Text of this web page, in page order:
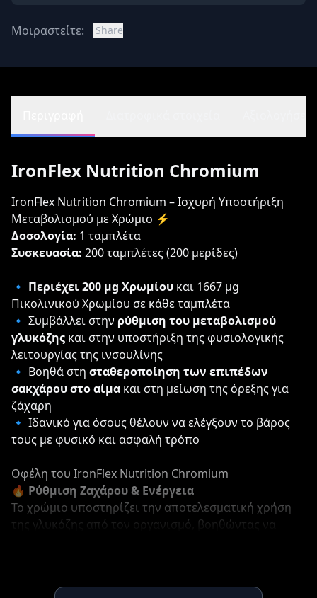
Μοιραστείτε: Share
IronFlex Nutrition Chromium
IronFlex Nutrition Chromium – Ισχυρή Υποστήριξη
Μεταβολισμού με Χρώμιο ⚡️
Δοσολογία: 1 ταμπλέτα
Συσκευασία: 200 ταμπλέτες (200 μερίδες)
🔹 Περιέχει 200 μg Χρωμίου και 1667 μg
Πικολινικού Χρωμίου σε κάθε ταμπλέτα
🔹 Συμβάλλει στην ρύθμιση του μεταβολισμού
γλυκόζης και στην υποστήριξη της φυσιολογικής
λειτουργίας της ινσουλίνης
🔹 Βοηθά στη σταθεροποίηση των επιπέδων
σακχάρου στο αίμα και στη μείωση της όρεξης για
ζάχαρη
🔹 Ιδανικό για όσους θέλουν να ελέγξουν το βάρος
τους με φυσικό και ασφαλή τρόπο
Οφέλη του IronFlex Nutrition Chromium
🔥 Ρύθμιση Ζαχάρου & Ενέργεια
Το χρώμιο υποστηρίζει την αποτελεσματική χρήση
της γλυκόζης από τον οργανισμό, βοηθώντας να
Μειώνει την επιθυμία για γλυκά και βοηθά στη